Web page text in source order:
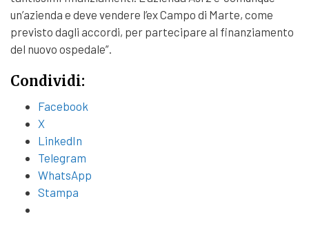
un’azienda e deve vendere l’ex Campo di Marte, come
previsto dagli accordi, per partecipare al finanziamento
del nuovo ospedale”.
Condividi:
Facebook
X
LinkedIn
Telegram
WhatsApp
Stampa